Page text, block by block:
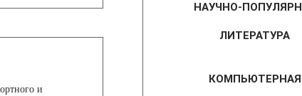
и
НАУЧНО-
ЛИТЕРАТУРА
КОМПЬЮТЕРНАЯ